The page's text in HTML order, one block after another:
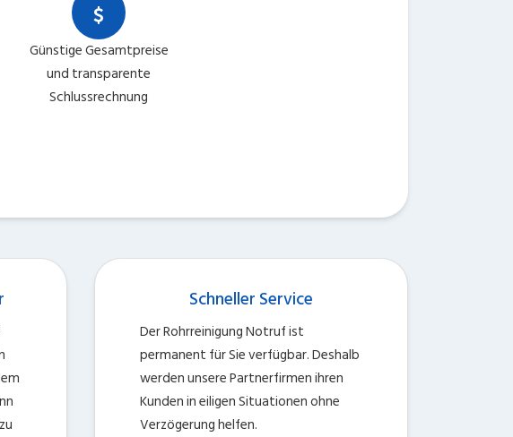
Günstige Gesamtpreise
und transparente
Schlussrechnung
Schneller Service
Der Rohrreinigung Notruf ist
permanent für Sie verfügbar. Deshalb
werden unsere Partnerfirmen ihren
Kunden in eiligen Situationen ohne
Verzögerung helfen.